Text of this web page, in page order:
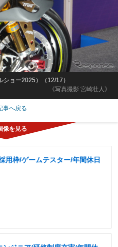
《写真撮影 宮崎壮人》
ショー2025）（12/17）
事へ戻る
用枠/ゲームテスター/年間休日